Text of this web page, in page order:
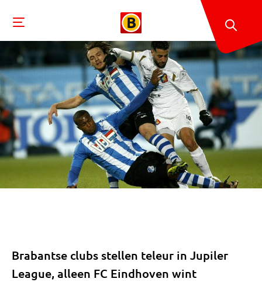
Brabantse clubs stellen teleur in Jupiler
League, alleen FC Eindhoven wint